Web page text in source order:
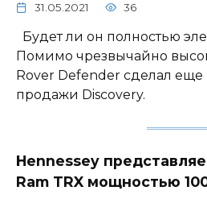
31.05.2021 36
Будет ли он полностью
Помимо чрезвычайно
Rover Defender сделал
продажи Discovery.
Hennessey
Ram TRX мощностью